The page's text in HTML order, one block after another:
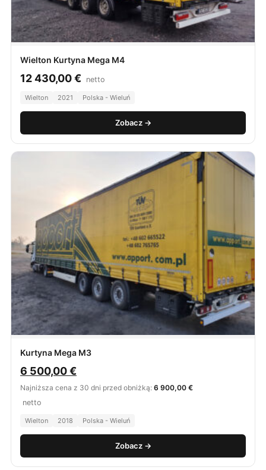
Wielton Kurtyna Mega M4
12 430,00€ netto
Wielton 2021 Polska - Wieluń
Zobacz →
Kurtyna Mega M3
6 500,00€
Najniższa cena z 30 dni przed obniżką: 6 900,00 €
netto
Wielton 2018 Polska - Wieluń
Zobacz →